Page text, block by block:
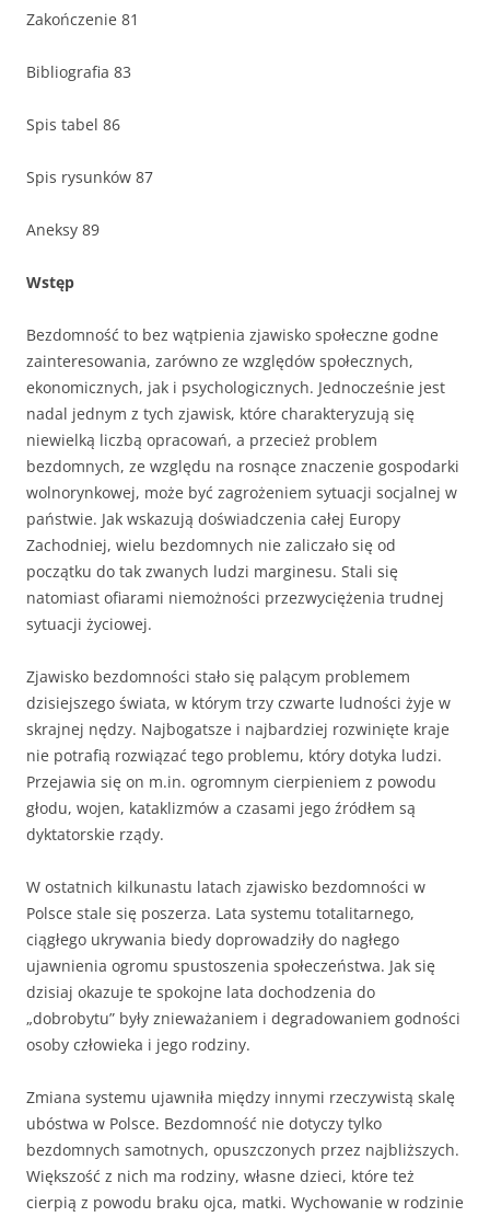
Zakończenie 81
Bibliografia 83
Spis tabel 86
Spis rysunków 87
Aneksy 89
Wstęp
Bezdomność to bez wątpienia zjawisko społeczne godne
zainteresowania, zarówno ze względów społecznych,
ekonomicznych, jak i psychologicznych. Jednocześnie jest
nadal jednym z tych zjawisk, które charakteryzują się
niewielką liczbą opracowań, a przecież problem
bezdomnych, ze względu na rosnące znaczenie gospodarki
wolnorynkowej, może być zagrożeniem sytuacji socjalnej w
państwie. Jak wskazują doświadczenia całej Europy
Zachodniej, wielu bezdomnych nie zaliczało się od
początku do tak zwanych ludzi marginesu. Stali się
natomiast ofiarami niemożności przezwyciężenia trudnej
sytuacji życiowej.
Zjawisko bezdomności stało się palącym problemem
dzisiejszego świata, w którym trzy czwarte ludności żyje w
skrajnej nędzy. Najbogatsze i najbardziej rozwinięte kraje
nie potrafią rozwiązać tego problemu, który dotyka ludzi.
Przejawia się on m.in. ogromnym cierpieniem z powodu
głodu, wojen, kataklizmów a czasami jego źródłem są
dyktatorskie rządy.
W ostatnich kilkunastu latach zjawisko bezdomności w
Polsce stale się poszerza. Lata systemu totalitarnego,
ciągłego ukrywania biedy doprowadziły do nagłego
ujawnienia ogromu spustoszenia społeczeństwa. Jak się
dzisiaj okazuje te spokojne lata dochodzenia do
„dobrobytu” były znieważaniem i degradowaniem godności
osoby człowieka i jego rodziny.
Zmiana systemu ujawniła między innymi rzeczywistą skalę
ubóstwa w Polsce. Bezdomność nie dotyczy tylko
bezdomnych samotnych, opuszczonych przez najbliższych.
Większość z nich ma rodziny, własne dzieci, które też
cierpią z powodu braku ojca, matki. Wychowanie w rodzinie